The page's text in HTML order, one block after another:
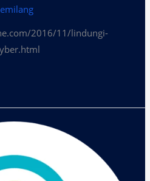
2016/11/lindungi-